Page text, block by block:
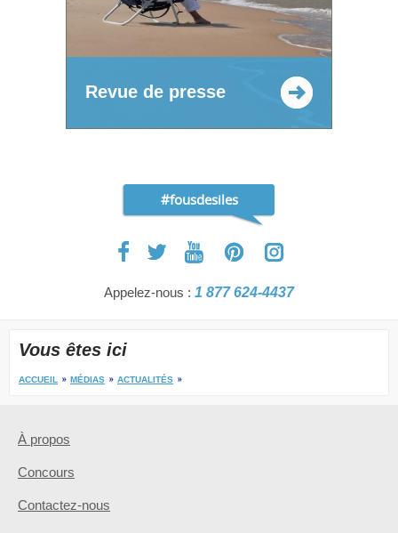
Revue de presse
#fousdesiles
Appelez-nous : 1 877 624-4437
Vous êtes ici
ACCUEIL MÉDIAS ACTUALITÉS
À propos
Concours
Contactez-nous